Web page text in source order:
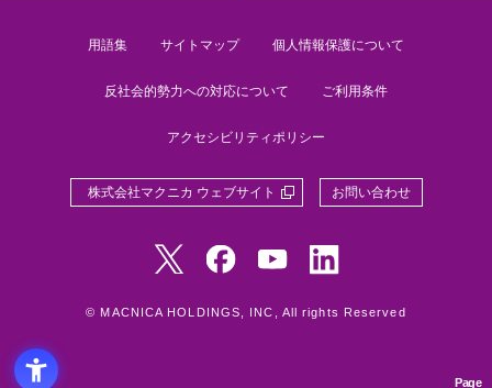
Page
用語集 サイトマップ 個人情報保護について
反社会的勢力への対応について ご利用条件
アクセシビリティポリシー
株式会社マクニカ ウェブサイト お問い合わせ
© MACNICA HOLDINGS, INC, All rights Reserved